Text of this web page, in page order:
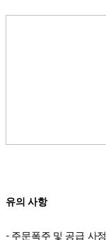
유의 사항
- 주문폭주 및 공급 사